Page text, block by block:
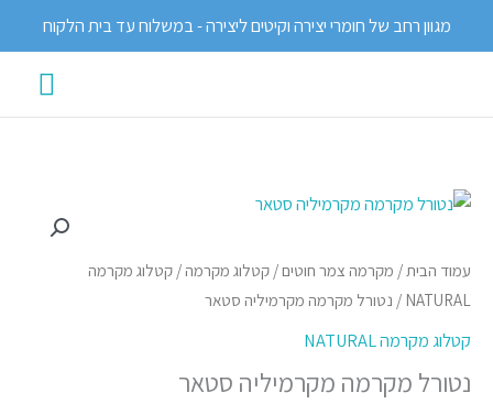
מגוון רחב של חומרי יצירה וקיטים ליצירה - במשלוח עד בית הלקוח
עמוד הבית/ מקרמה צמר חוטים/ קטלוג מקרמה / קטלוג מקרמה
NATURAL / נטורל מקרמה מקרמיליה סטאר
קטלוג מקרמה NATURAL
נטורל מקרמה מקרמיליה סטאר
כמות
נטורל
מקרמה
סטאר